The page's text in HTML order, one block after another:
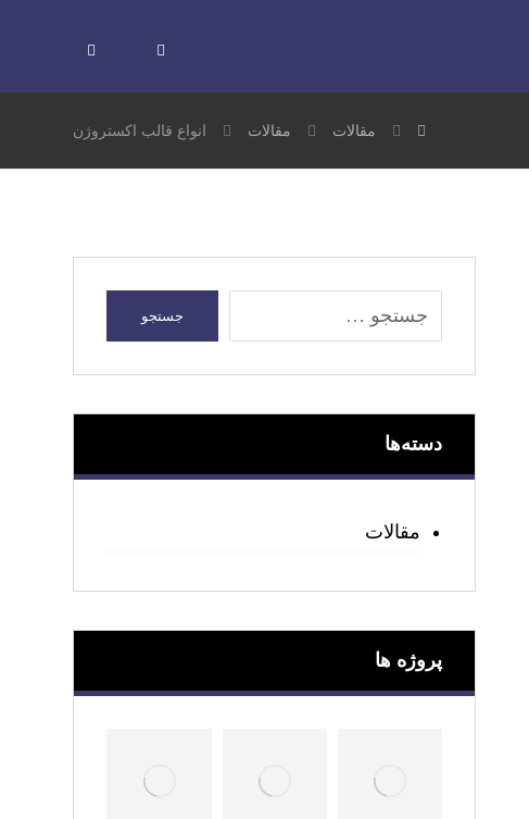
مقالات مقالات انواع قالب اکستروژن
دسته‌ها
مقالات
پروژه ها